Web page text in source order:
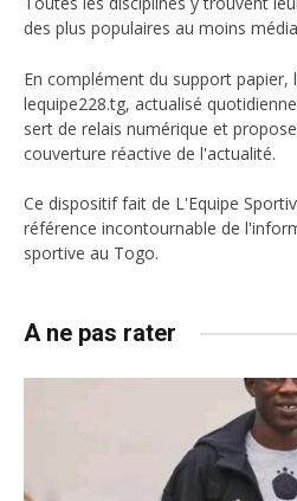
des plus populaires au moins
En complément du support papier,
lequipe228.tg, actualisé
sert de relais numérique et
couverture réactive de l'actualité.
Ce dispositif fait de L'Equipe
référence incontournable de
sportive au Togo.
A ne pas rater